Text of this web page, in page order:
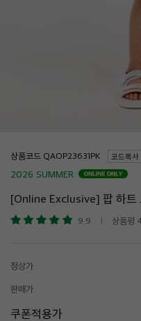
상품코드 코드복사
2026 SUMMER
[Online Exclusive] 팝 하트
9.9 상품평
정상가
판매가
쿠폰적용가